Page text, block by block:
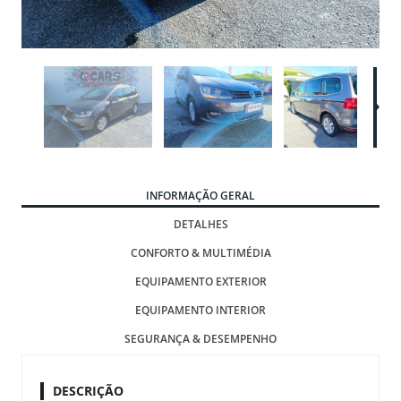
INFORMAÇÃO GERAL
DETALHES
CONFORTO & MULTIMÉDIA
EQUIPAMENTO EXTERIOR
EQUIPAMENTO INTERIOR
SEGURANÇA & DESEMPENHO
DESCRIÇÃO